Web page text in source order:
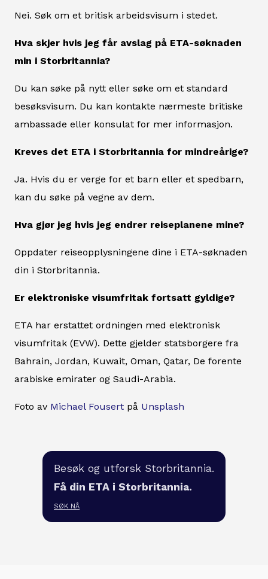
Nei. Søk om et britisk arbeidsvisum i stedet.
Hva skjer hvis jeg får avslag på ETA-søknaden
min i Storbritannia?
Du kan søke på nytt eller søke om et standard
besøksvisum. Du kan kontakte nærmeste britiske
ambassade eller konsulat for mer informasjon.
Kreves det ETA i Storbritannia for mindreårige?
Ja. Hvis du er verge for et barn eller et spedbarn,
kan du søke på vegne av dem.
Hva gjør jeg hvis jeg endrer reiseplanene mine?
Oppdater reiseopplysningene dine i ETA-søknaden
din i Storbritannia.
Er elektroniske visumfritak fortsatt gyldige?
ETA har erstattet ordningen med elektronisk
visumfritak (EVW). Dette gjelder statsborgere fra
Bahrain, Jordan, Kuwait, Oman, Qatar, De forente
arabiske emirater og Saudi-Arabia.
Foto av Michael Fousert på Unsplash
Besøk og utforsk Storbritannia.
Få din ETA i Storbritannia.
SØK NÅ